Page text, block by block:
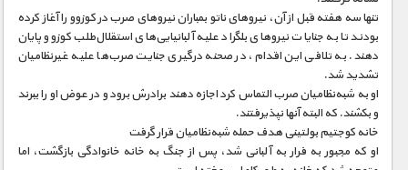
تنها سه هفته قبل از آن، نیروهای ناتو بمباران نیروهای صرب در کوزوو را آغاز کرده
بودند تا به جنایات نیروهای بلگراد علیه آلبانیایی‌های استقلال‌طلب کوزوو پایان
دهند. به تلافی این اقدام، در صحنه درگیری جنایت صرب‌ها علیه غیرنظامیان
تشدید شد.
او به شبه‌نظامیان صرب التماس کرد اجازه دهند برادرش برود و در عوض او را ببرند
و بکشند. که البته آنها نپذیرفتند.
خانه کوجتیم بولتینی هدف حمله شبه‌نظامیان قرار گرفت
او که مجبور به فرار به آلبانی شد، پس از جنگ به خانه خانوادگی بازگشت، اما